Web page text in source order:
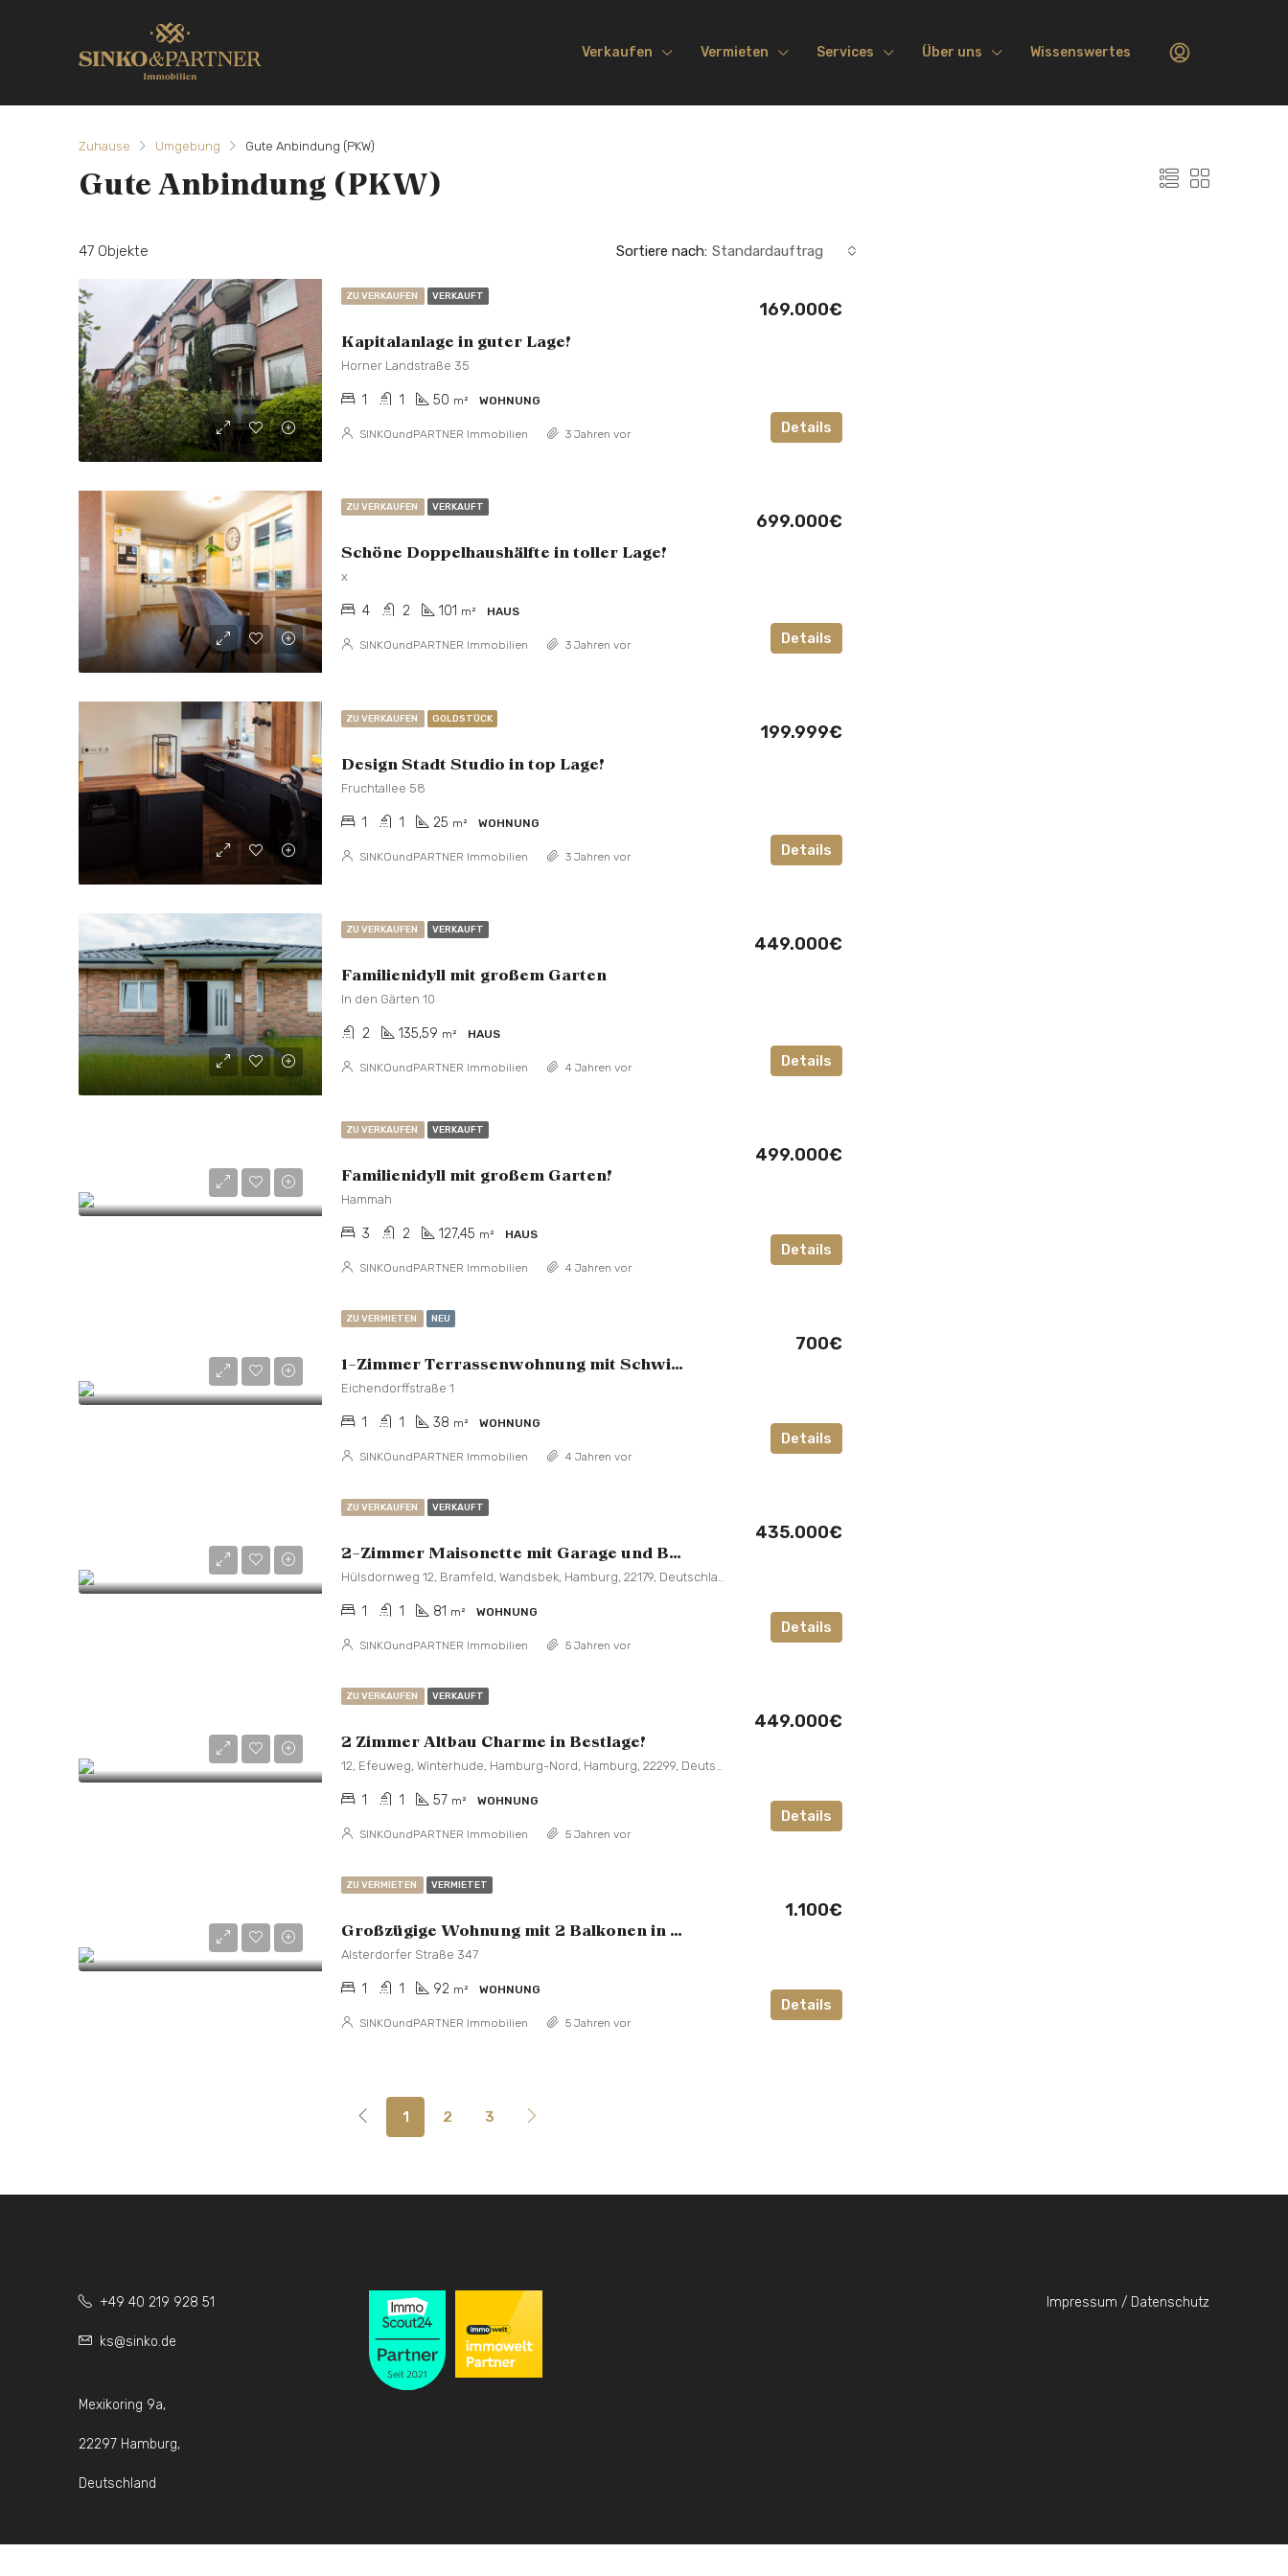
Verkaufen Vermieten Services Über uns Wissenswertes
Zuhause Umgebung Gute Anbindung (PKW)
Gute Anbindung (PKW)
47 Objekte Sortiere nach: Standardauftrag
ZU VERKAUFEN VERKAUFT
Kapitalanlage in guter Lage!
169.000€
Horner Landstraße 35
1 1 50 m² WOHNUNG
Details
SINKOundPARTNER Immobilien 3 Jahren vor
ZU VERKAUFEN VERKAUFT
Schöne Doppelhaushälfte in toller Lage!
699.000€
x
4 2 101 m² HAUS
Details
SINKOundPARTNER Immobilien 3 Jahren vor
ZU VERKAUFEN GOLDSTÜCK
Design Stadt Studio in top Lage!
199.999€
Fruchtallee 58
1 1 25 m² WOHNUNG
Details
SINKOundPARTNER Immobilien 3 Jahren vor
ZU VERKAUFEN VERKAUFT
Familienidyll mit großem Garten
449.000€
In den Gärten 10
2 135,59 m² HAUS
Details
SINKOundPARTNER Immobilien 4 Jahren vor
ZU VERKAUFEN VERKAUFT
Familienidyll mit großem Garten!
499.000€
Hammah
3 2 127,45 m² HAUS
Details
SINKOundPARTNER Immobilien 4 Jahren vor
ZU VERMIETEN NEU
1-Zimmer Terrassenwohnung mit Schwimmbad, Sauna und Stellplatz
700€
Eichendorffstraße 1
1 1 38 m² WOHNUNG
Details
SINKOundPARTNER Immobilien 4 Jahren vor
ZU VERKAUFEN VERKAUFT
2-Zimmer Maisonette mit Garage und Balkon!
435.000€
Hülsdornweg 12, Bramfeld, Wandsbek, Hamburg, 22179, Deutschland
1 1 81 m² WOHNUNG
Details
SINKOundPARTNER Immobilien 5 Jahren vor
ZU VERKAUFEN VERKAUFT
2 Zimmer Altbau Charme in Bestlage!
449.000€
12, Efeuweg, Winterhude, Hamburg-Nord, Hamburg, 22299, Deutschland
1 1 57 m² WOHNUNG
Details
SINKOundPARTNER Immobilien 5 Jahren vor
ZU VERMIETEN VERMIETET
Großzügige Wohnung mit 2 Balkonen in Alsterdorf
1.100€
Alsterdorfer Straße 347
1 1 92 m² WOHNUNG
Details
SINKOundPARTNER Immobilien 5 Jahren vor
1 2 3
+49 40 219 928 51
ks@sinko.de
Mexikoring 9a,
22297 Hamburg,
Deutschland
Impressum / Datenschutz